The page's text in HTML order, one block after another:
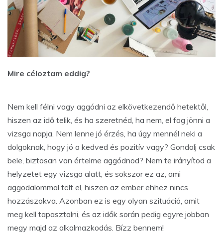
Mire céloztam eddig?
Nem kell félni vagy aggódni az elkövetkezendő hetektől,
hiszen az idő telik, és ha szeretnéd, ha nem, el fog jönni a
vizsga napja. Nem lenne jó érzés, ha úgy mennél neki a
dolgoknak, hogy jó a kedved és pozitív vagy? Gondolj csak
bele, biztosan van értelme aggódnod? Nem te irányítod a
helyzetet egy vizsga alatt, és sokszor ez az, ami
aggodalommal tölt el, hiszen az ember ehhez nincs
hozzászokva. Azonban ez is egy olyan szituáció, amit
meg kell tapasztalni, és az idők során pedig egyre jobban
megy majd az alkalmazkodás. Bízz bennem!